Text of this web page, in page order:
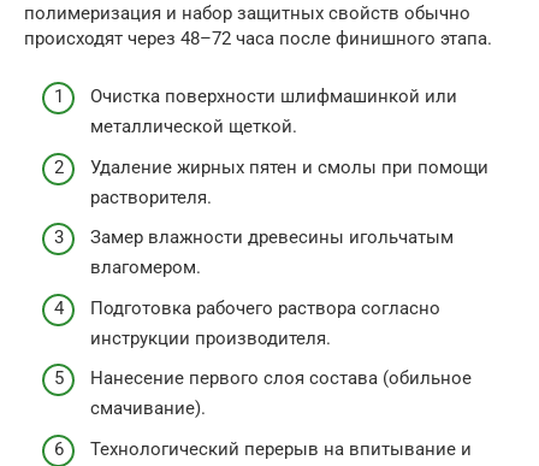
полимеризация и набор защитных свойств обычно
происходят через 48–72 часа после финишного этапа.
Очистка поверхности шлифмашинкой или
металлической щеткой.
Удаление жирных пятен и смолы при помощи
растворителя.
Замер влажности древесины игольчатым
влагомером.
Подготовка рабочего раствора согласно
инструкции производителя.
Нанесение первого слоя состава (обильное
смачивание).
Технологический перерыв на впитывание и